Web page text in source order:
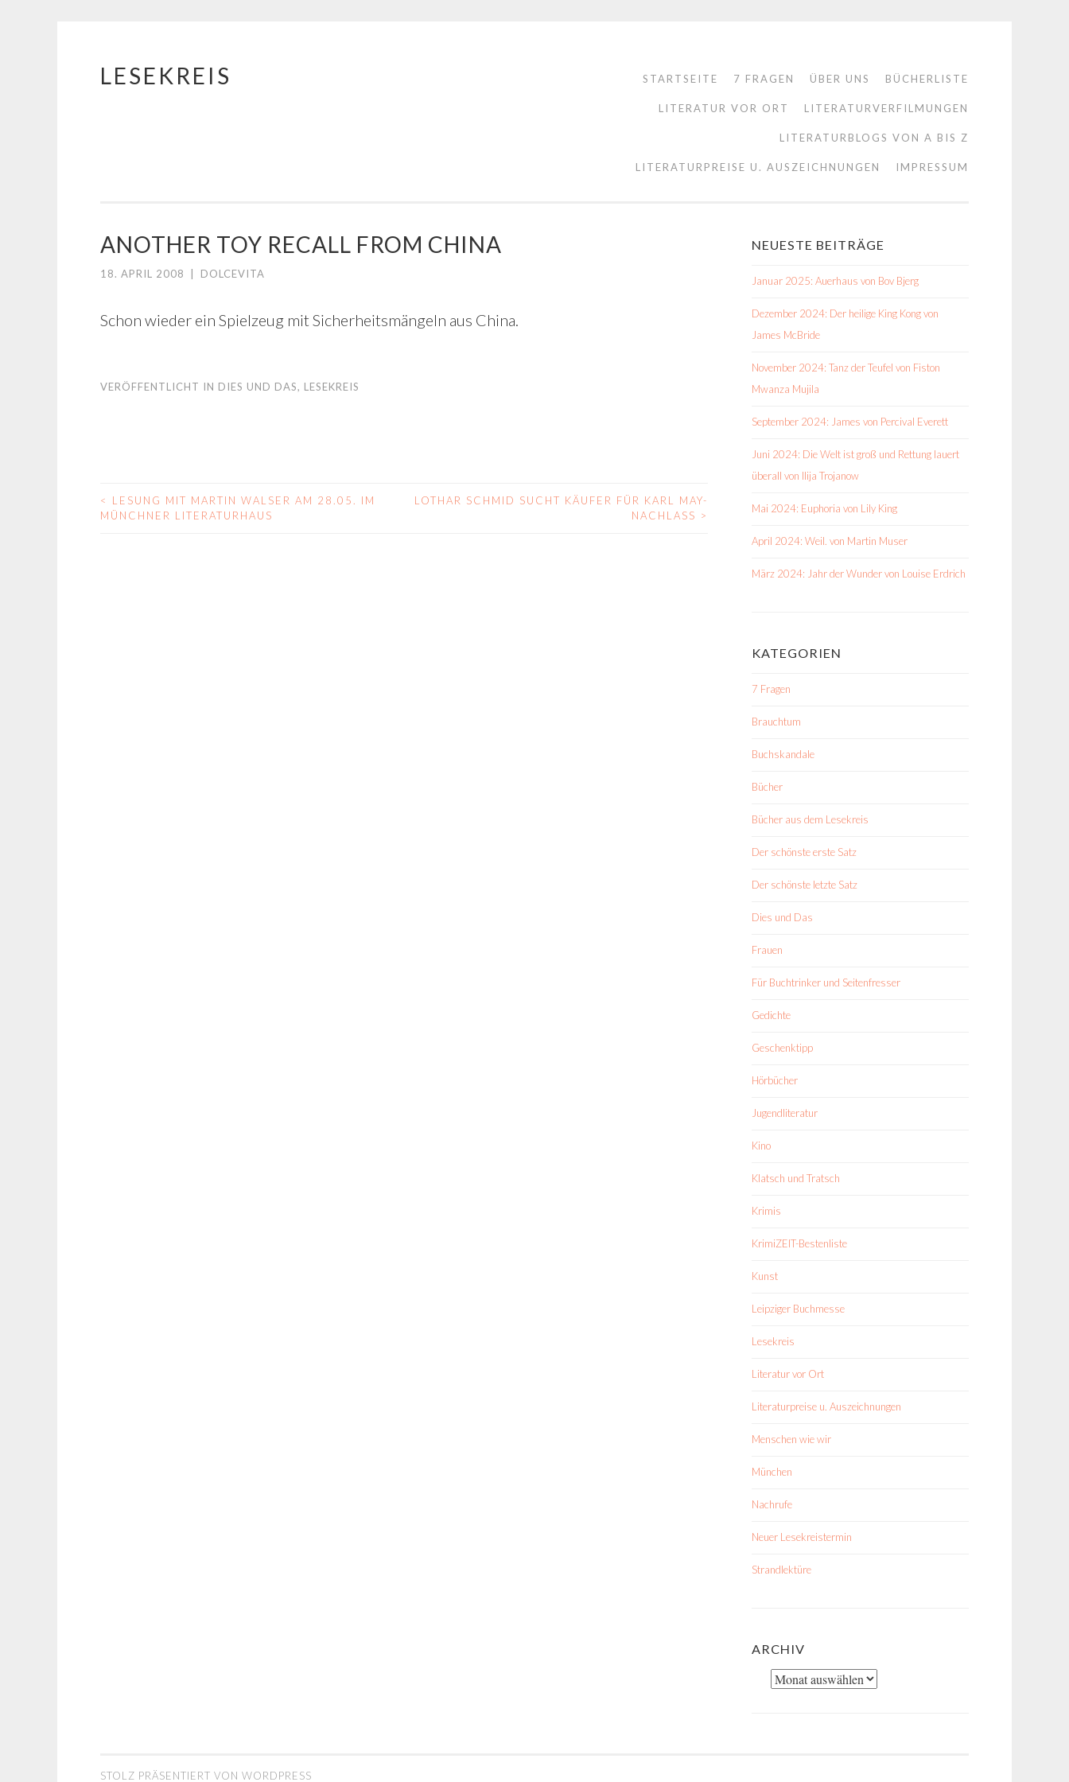
Springe
LESEKREIS STARTSEITE 7 FRAGEN ÜBER UNS BÜCHERLISTE
LITERATUR VOR ORT LITERATURVERFILMUNGEN
LITERATURBLOGS VON A BIS Z
LITERATURPREISE U. AUSZEICHNUNGEN IMPRESSUM
ANOTHER TOY RECALL FROM CHINA
18. APRIL 2008 DOLCEVITA
Schon wieder ein Spielzeug mit Sicherheitsmängeln aus China.
VERÖFFENTLICHT IN DIES UND DAS, LESEKREIS
BEITRAGS-
<
LESUNG MIT MARTIN WALSER AM 28.05. IM
MÜNCHNER LITERATURHAUS
LOTHAR SCHMID SUCHT KÄUFER FÜR KARL MAY-
NACHLASS >
NEUESTE BEITRÄGE
Januar 2025: Auerhaus von Bov Bjerg
Dezember 2024: Der heilige King Kong von
James McBride
November 2024: Tanz der Teufel von Fiston
Mwanza Mujila
September 2024: James von Percival Everett
Juni 2024: Die Welt ist groß und Rettung lauert
überall von Ilija Trojanow
Mai 2024: Euphoria von Lily King
April 2024: Weil. von Martin Muser
März 2024: Jahr der Wunder von Louise Erdrich
KATEGORIEN
7 Fragen
Brauchtum
Buchskandale
Bücher
Bücher aus dem Lesekreis
Der schönste erste Satz
Der schönste letzte Satz
Dies und Das
Frauen
Für Buchtrinker und Seitenfresser
Gedichte
Geschenktipp
Hörbücher
Jugendliteratur
Kino
Klatsch und Tratsch
Krimis
KrimiZEIT-Bestenliste
Kunst
Leipziger Buchmesse
Lesekreis
Literatur vor Ort
Literaturpreise u. Auszeichnungen
Menschen wie wir
München
Nachrufe
Neuer Lesekreistermin
Strandlektüre
ARCHIV
Archiv
STOLZ PRÄSENTIERT VON WORDPRESS